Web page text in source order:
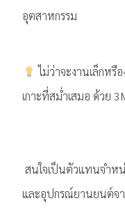
อุตสาหกรรม
ไม่ว่าจะงานเล็กหรื
เกาะที่สม่ำเสมอ ด้วย
.สนใจเป็นตัวแทนจำห
และอุปกรณ์ยานยนต์จ